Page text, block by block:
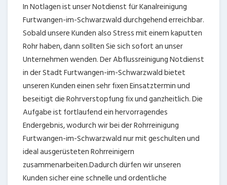
In Notlagen ist unser Notdienst für Kanalreinigung
Furtwangen-im-Schwarzwald durchgehend erreichbar.
Sobald unsere Kunden also Stress mit einem kaputten
Rohr haben, dann sollten Sie sich sofort an unser
Unternehmen wenden. Der Abflussreinigung Notdienst
in der Stadt Furtwangen-im-Schwarzwald bietet
unseren Kunden einen sehr fixen Einsatztermin und
beseitigt die Rohrverstopfung fix und ganzheitlich. Die
Aufgabe ist fortlaufend ein hervorragendes
Endergebnis, wodurch wir bei der Rohrreinigung
Furtwangen-im-Schwarzwald nur mit geschulten und
ideal ausgerüsteten Rohrreinigern
zusammenarbeiten.Dadurch dürfen wir unseren
Kunden sicher eine schnelle und ordentliche